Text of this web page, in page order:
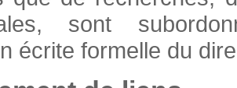
sont
écrite formelle du